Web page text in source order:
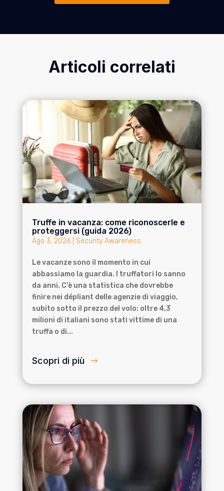
Articoli correlati
Truffe in vacanza: come riconoscerle e
proteggersi (guida 2026)
Ago 3, 2026| Security Awareness
Le vacanze sono il momento in cui
abbassiamo la guardia. I truffatori lo sanno
da anni. C'è una statistica che dovrebbe
finire nei dépliant delle agenzie di viaggio,
subito sotto il prezzo del volo: oltre 4,3
milioni di italiani sono stati vittime di una
truffa o di...
Scopri di più